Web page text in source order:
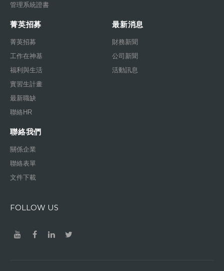
管理系統證書
菁英招募
菁英招募
工作在神基
福利與生活
實習生計畫
最新職缺
聯絡HR
最新消息
財務新聞
公司新聞
活動訊息
聯絡我們
關係企業
聯絡表單
文件下載
FOLLOW US